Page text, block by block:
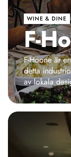
WINE & DINE
F-
F-Hoone är
detta
av lokala